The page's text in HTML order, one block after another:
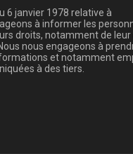
6 janvier 1978 relative à
à informer les
droits, notamment de
nous engageons à
et notamment
à des tiers.